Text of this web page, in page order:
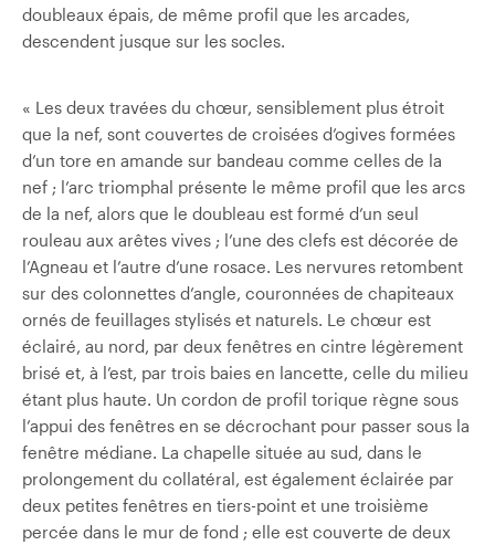
doubleaux épais, de même profil que les arcades,
descendent jusque sur les socles.
« Les deux travées du chœur, sensiblement plus étroit
que la nef, sont couvertes de croisées d’ogives formées
d’un tore en amande sur bandeau comme celles de la
nef ; l’arc triomphal présente le même profil que les arcs
de la nef, alors que le doubleau est formé d’un seul
rouleau aux arêtes vives ; l’une des clefs est décorée de
l’Agneau et l’autre d’une rosace. Les nervures retombent
sur des colonnettes d’angle, couronnées de chapiteaux
ornés de feuillages stylisés et naturels. Le chœur est
éclairé, au nord, par deux fenêtres en cintre légèrement
brisé et, à l’est, par trois baies en lancette, celle du milieu
étant plus haute. Un cordon de profil torique règne sous
l’appui des fenêtres en se décrochant pour passer sous la
fenêtre médiane. La chapelle située au sud, dans le
prolongement du collatéral, est également éclairée par
deux petites fenêtres en tiers-point et une troisième
percée dans le mur de fond ; elle est couverte de deux